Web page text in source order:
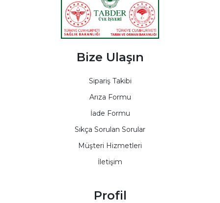
Bize Ulaşın
Sipariş Takibi
Arıza Formu
İade Formu
Sıkça Sorulan Sorular
Müşteri Hizmetleri
İletişim
Profil